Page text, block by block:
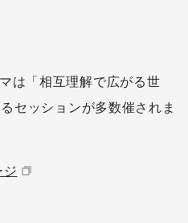
「相互理解で広がる世
セッションが多数催されま